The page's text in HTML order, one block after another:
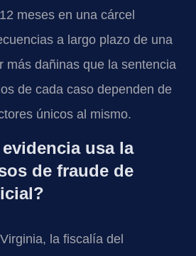
meses en una cárcel
a largo plazo de una
más dañinas que la sentencia
de cada caso dependen de
únicos al mismo.
usa la
de fraude de
la fiscalía del